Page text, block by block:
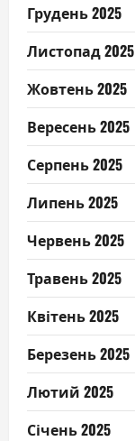
Грудень 2025
Листопад 2025
Жовтень 2025
Вересень 2025
Серпень 2025
Липень 2025
Червень 2025
Травень 2025
Квітень 2025
Березень 2025
Лютий 2025
Січень 2025